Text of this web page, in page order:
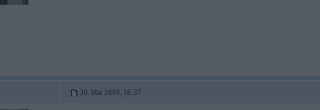
30. Mar 2009, 16:37